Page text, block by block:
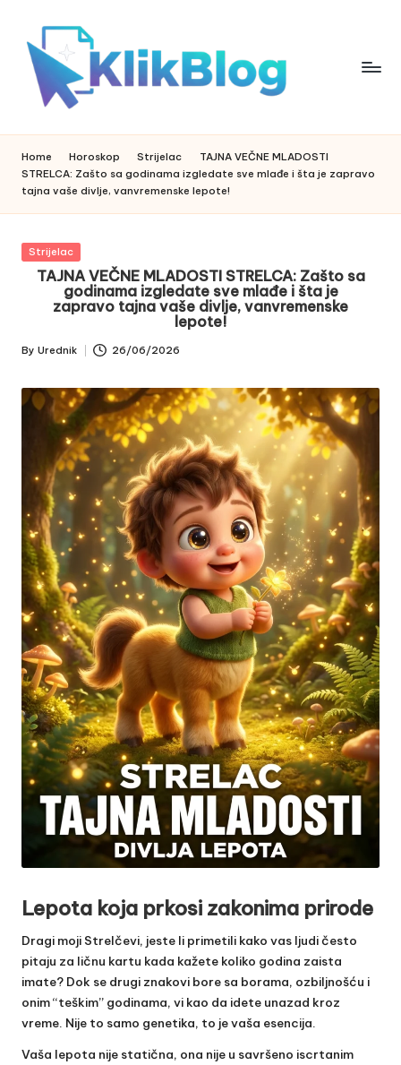
content
li
b
l
o
g
Home Horoskop Strijelac
TAJNA VEČNE MLADOSTI
STRELCA: Zašto sa godinama izgledate sve mlađe i šta je zapravo
tajna vaše divlje, vanvremenske lepote!
Posted
Strijelac
TAJNA VEČNE MLADOSTI STRELCA: Zašto sa
godinama izgledate sve mlađe i šta je
zapravo tajna vaše divlje, vanvremenske
lepote!
Posted
By Urednik 26/06/2026
Lepota koja prkosi zakonima prirode
Dragi moji Strelčevi, jeste li primetili kako vas ljudi često
pitaju za ličnu kartu kada kažete koliko godina zaista
imate? Dok se drugi znakovi bore sa borama, ozbiljnošću i
onim “teškim” godinama, vi kao da idete unazad kroz
vreme. Nije to samo genetika, to je vaša esencija.
Vaša lepota nije statična, ona nije u savršeno iscrtanim